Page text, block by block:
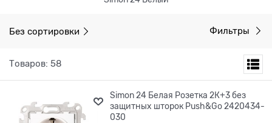
Без сортировки Фильтры
Товаров: 58
Simon 24 Белая Розетка 2К+3 без
защитных шторок Push&Go 2420434-
030